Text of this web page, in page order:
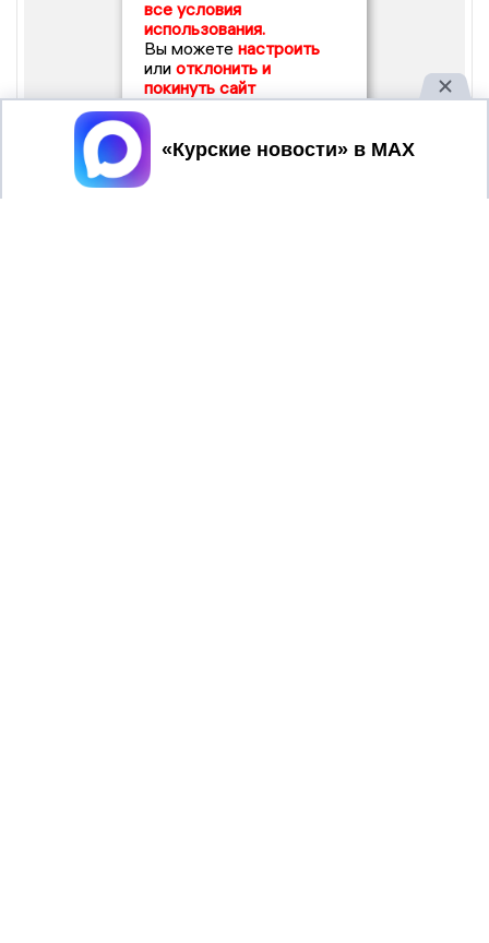
все условия
использования.
Вы можете настроить
или отклонить и
покинуть сайт
Принять